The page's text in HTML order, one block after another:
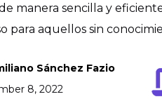
manera sencilla y
para aquellos sin
Sánchez Fazio
8, 2022